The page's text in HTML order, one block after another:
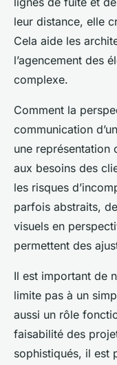
leur distance, elle
Cela aide les
l’agencement des
complexe.
Comment la
communication
une représentation
aux besoins des
les risques
parfois abstraits,
visuels en
permettent des
Il est important de
limite pas à un
aussi un rôle
faisabilité des
sophistiqués, il est